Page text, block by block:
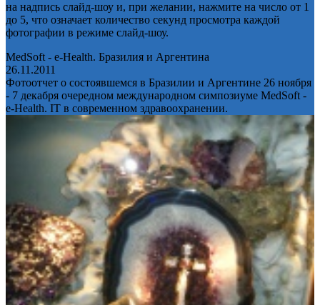
на надпись слайд-шоу и, при желании, нажмите на число от 1
до 5, что означает количество секунд просмотра каждой
фотографии в режиме слайд-шоу.
MedSoft - e-Health. Бразилия и Аргентина
26.11.2011
Фотоотчет о состоявшемся в Бразилии и Аргентине 26 ноября
- 7 декабря очередном международном симпозиуме MedSoft -
e-Health. IT в современном здравоохранении.